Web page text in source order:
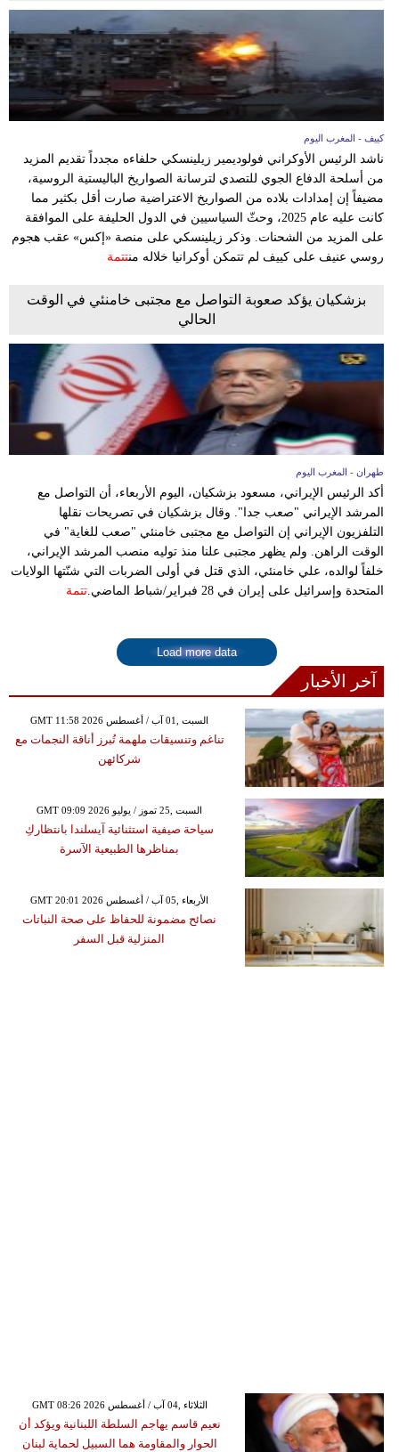
كييف - المغرب اليوم
ناشد الرئيس الأوكراني فولوديمير زيلينسكي حلفاءه مجدداً تقديم المزيد
من أسلحة الدفاع الجوي للتصدي لترسانة الصواريخ الباليستية الروسية،
مضيفاً إن إمدادات بلاده من الصواريخ الاعتراضية صارت أقل بكثير مما
كانت عليه عام 2025، وحثّ السياسيين في الدول الحليفة على الموافقة
على المزيد من الشحنات. وذكر زيلينسكي على منصة «إكس» عقب هجوم
روسي عنيف على كييف لم تتمكن أوكرانيا خلاله منتتمة
بزشكيان يؤكد صعوبة التواصل مع مجتبى خامنئي في الوقت
الحالي
طهران - المغرب اليوم
أكد الرئيس الإيراني، مسعود بزشكيان، اليوم الأربعاء، أن التواصل مع
المرشد الإيراني "صعب جدا". وقال بزشكيان في تصريحات نقلها
التلفزيون الإيراني إن التواصل مع مجتبى خامنئي "صعب للغاية" في
الوقت الراهن. ولم يظهر مجتبى علنا منذ توليه منصب المرشد الإيراني،
خلفاً لوالده، علي خامنئي، الذي قتل في أولى الضربات التي شنّتها الولايات
المتحدة وإسرائيل على إيران في 28 فبراير/شباط الماضي.
تتمة
Load more data
آخر الأخبار
GMT 11:58 2026 السبت ,01 آب / أغسطس
تناغم وتنسيقات ملهمة تُبرز أناقة النجمات مع
شركائهن
GMT 09:09 2026 السبت ,25 تموز / يوليو
سياحة صيفية استثنائية آيسلندا بانتظاركِ
بمناظرها الطبيعية الآسرة
GMT 20:01 2026 الأربعاء ,05 آب / أغسطس
نصائح مضمونة للحفاظ على صحة النباتات
المنزلية قبل السفر
GMT 08:26 2026 الثلاثاء ,04 آب / أغسطس
نعيم قاسم يهاجم السلطة اللبنانية ويؤكد أن
الحوار والمقاومة هما السبيل لحماية لبنان